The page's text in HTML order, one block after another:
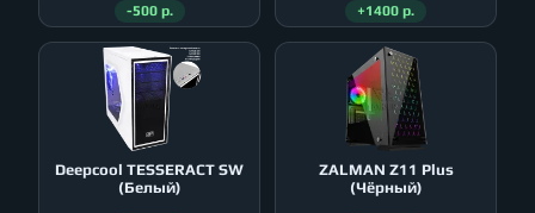
-500 р. +1400 р.
Deepcool TESSERACT SW
(Белый)
ZALMAN Z11 Plus
(Чёрный)